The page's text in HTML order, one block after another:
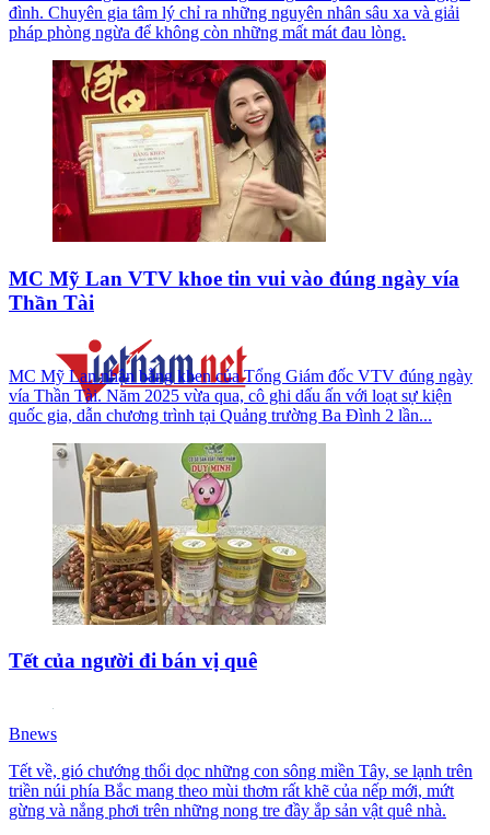
đình. Chuyên gia tâm lý chỉ ra những nguyên nhân sâu xa và giải
pháp phòng ngừa để không còn những mất mát đau lòng.
MC Mỹ Lan VTV khoe tin vui vào đúng ngày vía
Thần Tài
MC Mỹ Lan nhận bằng khen của Tổng Giám đốc VTV đúng ngày
vía Thần Tài. Năm 2025 vừa qua, cô ghi dấu ấn với loạt sự kiện
quốc gia, dẫn chương trình tại Quảng trường Ba Đình 2 lần...
Tết của người đi bán vị quê
Bnews
Tết về, gió chướng thổi dọc những con sông miền Tây, se lạnh trên
triền núi phía Bắc mang theo mùi thơm rất khẽ của nếp mới, mứt
gừng và nắng phơi trên những nong tre đầy ắp sản vật quê nhà.